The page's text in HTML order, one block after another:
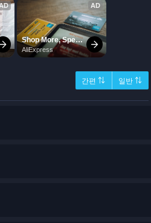
간편 ⇅ 일반 ⇅